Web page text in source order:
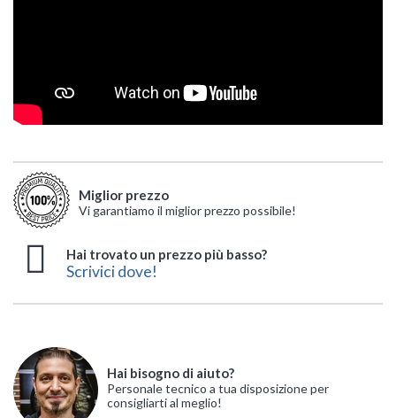
Miglior prezzo
Vi garantiamo il miglior prezzo possibile!
Hai trovato un prezzo più basso?
Scrivici dove!
Hai bisogno di aiuto?
Personale tecnico a tua disposizione per
consigliarti al meglio!